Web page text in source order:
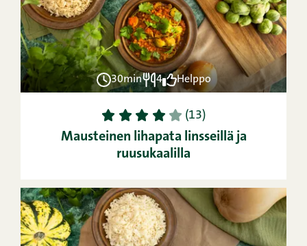
30min 4 Helppo
1 2 3 4 5 (13)
Mausteinen lihapata linsseillä ja
ruusukaalilla